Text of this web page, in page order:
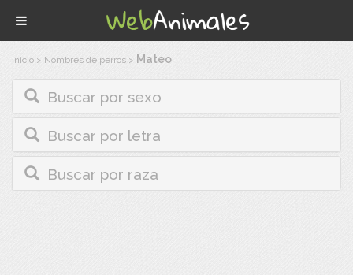
Inicio > Nombres de perros > Mateo
Buscar por sexo
Buscar por letra
Buscar por raza